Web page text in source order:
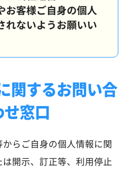
お客様ご自身の個人
れないようお願いい
関するお問い合
せ窓口
らご自身の個人情報に関
開示、訂正等、利用停止